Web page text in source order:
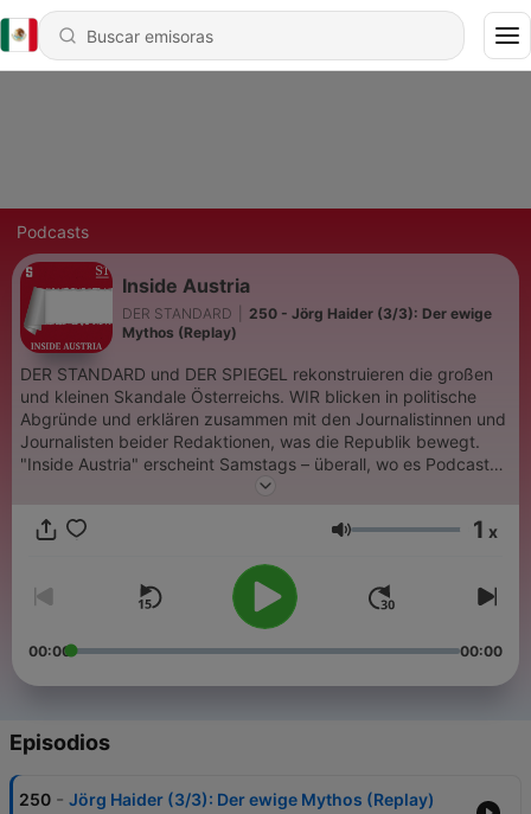
Podcasts
Inside Austria
DER STANDARD
250 - Jörg Haider (3/3): Der ewige
Mythos (Replay)
DER STANDARD und DER SPIEGEL rekonstruieren die großen
und kleinen Skandale Österreichs. WIR blicken in politische
Abgründe und erklären zusammen mit den Journalistinnen und
Journalisten beider Redaktionen, was die Republik bewegt.
"Inside Austria" erscheint Samstags – überall, wo es Podcasts
Volumen 1 x
00:00 00:00
Episodios
250 - Jörg Haider (3/3): Der ewige Mythos (Replay)